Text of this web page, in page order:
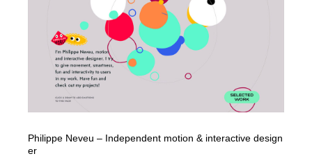
Philippe Neveu – Independent motion & interactive design
er